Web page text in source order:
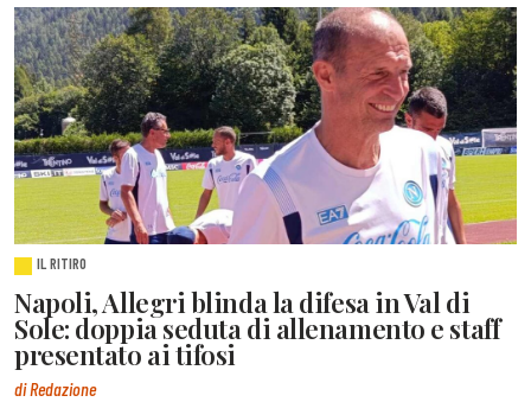
IL RITIRO
Napoli, Allegri blinda la difesa in Val di
Sole: doppia seduta di allenamento e staff
presentato ai tifosi
di Redazione